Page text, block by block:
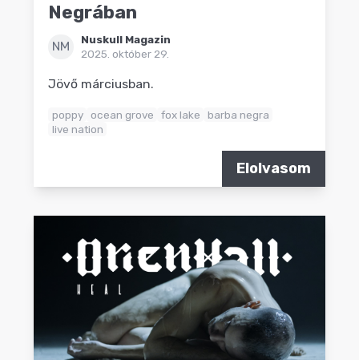
Negrában
NM
Nuskull Magazin
2025. október 29.
Jövő márciusban.
poppy ocean grove fox lake
barba negra
live nation
Elolvasom